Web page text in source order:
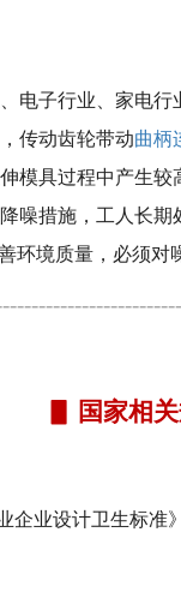
电子行业、家电
，传动齿轮带动曲柄
模具过程中产生
噪措施，工人长
环境质量，必须对
▋ 国家相
企业设计卫生标准》